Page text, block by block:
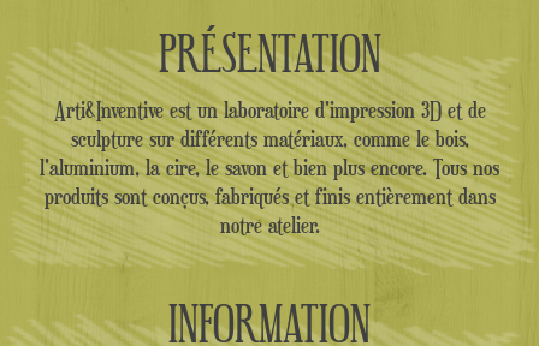
PRÉSENTATION
Arti&Inventive est un laboratoire d'impression 3D et de
sculpture sur différents matériaux, comme le bois,
l'aluminium, la cire, le savon et bien plus encore. Tous nos
produits sont conçus, fabriqués et finis entièrement dans
notre atelier.
INFORMATION